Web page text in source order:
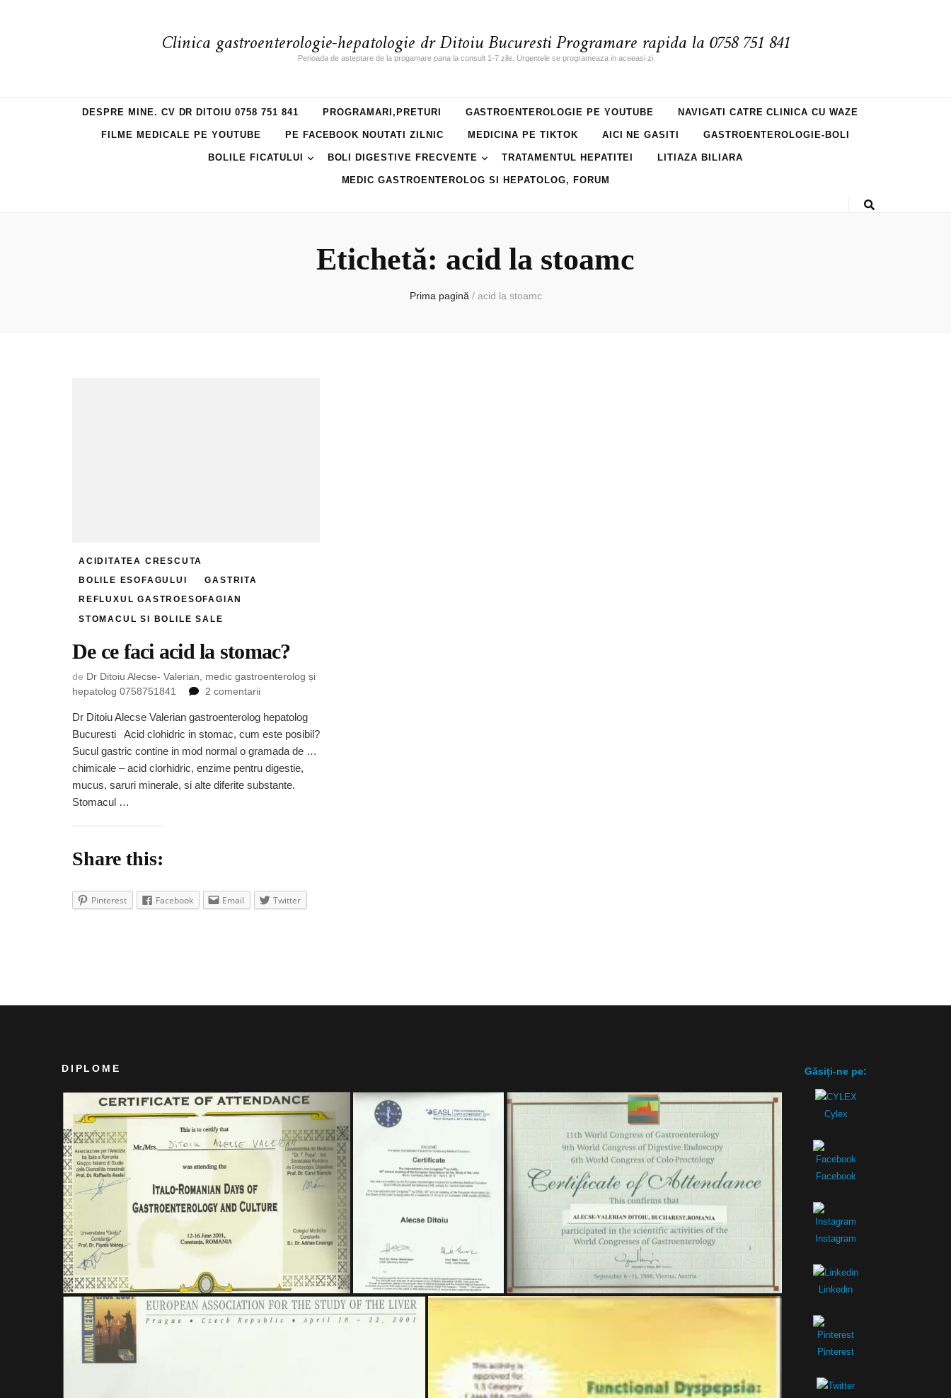
Clinica gastroenterologie-hepatologie dr Ditoiu Bucuresti Programare rapida la 0758 751 841
Perioada de asteptare de la progamare pana la consult 1-7 zile. Urgentele se programeaza in aceeasi zi
DESPRE MINE. CV DR DITOIU 0758 751 841 PROGRAMARI,PRETURI GASTROENTEROLOGIE PE YOUTUBE NAVIGATI CATRE CLINICA CU WAZE
FILME MEDICALE PE YOUTUBE PE FACEBOOK NOUTATI ZILNIC MEDICINA PE TIKTOK AICI NE GASITI GASTROENTEROLOGIE-BOLI
BOLILE FICATULUI BOLI DIGESTIVE FRECVENTE TRATAMENTUL HEPATITEI LITIAZA BILIARA
MEDIC GASTROENTEROLOG SI HEPATOLOG, FORUM
Etichetă: acid la stoamc
Prima pagină / acid la stoamc
ACIDITATEA CRESCUTA
BOLILE ESOFAGULUI
GASTRITA
REFLUXUL GASTROESOFAGIAN
STOMACUL SI BOLILE SALE
De ce faci acid la stomac?
de Dr Ditoiu Alecse- Valerian, medic gastroenterolog și
hepatolog 0758751841
2 comentariila
ce
faci
acid
la
stomac?
Dr Ditoiu Alecse Valerian gastroenterolog hepatolog
Bucuresti Acid clohidric in stomac, cum este posibil?
Sucul gastric contine in mod normal o gramada de …
chimicale – acid clorhidric, enzime pentru digestie,
mucus, saruri minerale, si alte diferite substante.
Stomacul …
Share this:
Pinterest Facebook Email Twitter
DIPLOME Găsiți-ne pe:
Cylex
Facebook
Instagram
Linkedin
Pinterest